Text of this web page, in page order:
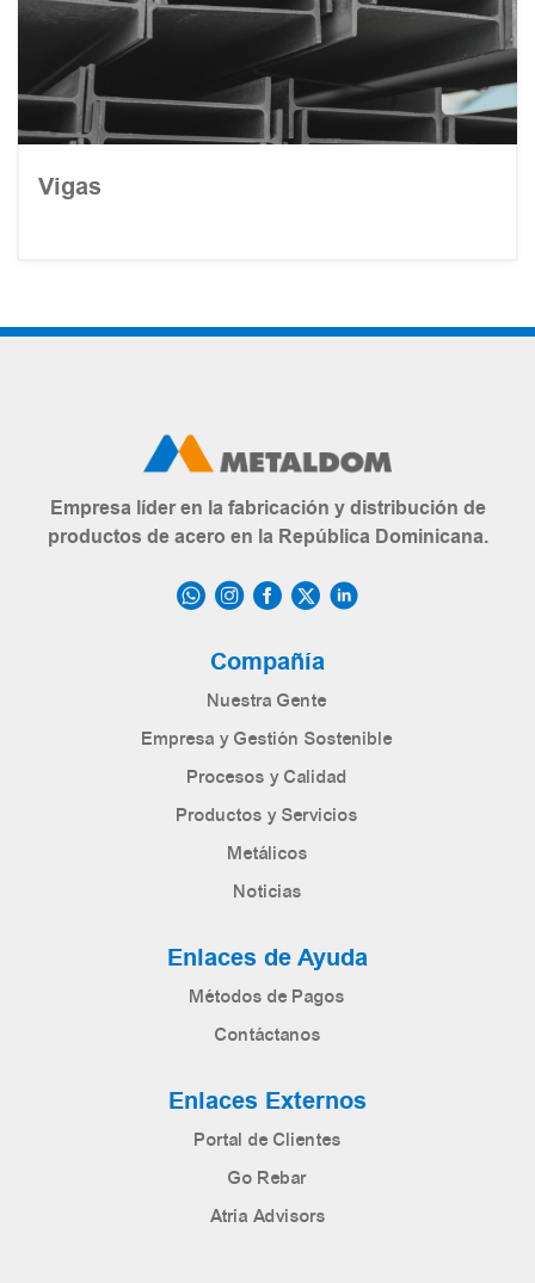
Vigas
Empresa líder en la fabricación y distribución de
productos de acero en la República Dominicana.
Compañía
Nuestra Gente
Empresa y Gestión Sostenible
Procesos y Calidad
Productos y Servicios
Metálicos
Noticias
Enlaces de Ayuda
Métodos de Pagos
Contáctanos
Enlaces Externos
Portal de Clientes
Go Rebar
Atria Advisors